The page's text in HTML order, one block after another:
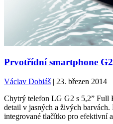
Prvotřídní smartphone G2
Václav Dobiáš | 23. březen 2014
Chytrý telefon LG G2 s 5,2” Full
detail v jasných a živých barvách.
integrované tlačítko pro efektivní